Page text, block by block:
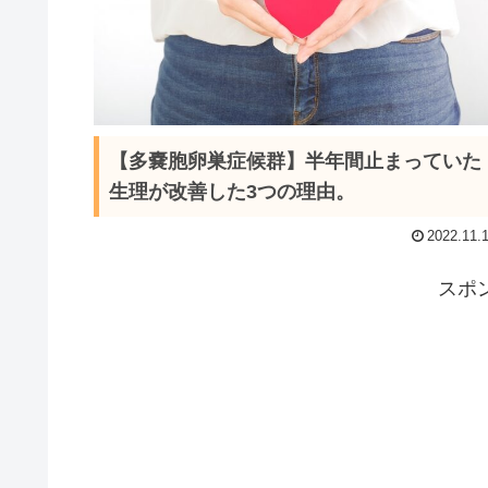
【多嚢胞卵巣症候群】半年間止まっていた
生理が改善した3つの理由。
スポ